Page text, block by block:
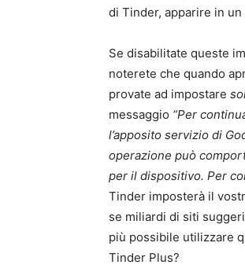
di Tinder, apparire in
Se disabilitate queste
noterete che quando
provate ad impostare
messaggio “Per
l’apposito servizio di
operazione può
per il dispositivo. Per
Tinder imposterà il
se miliardi di siti
più possibile utilizzare
Tinder Plus?